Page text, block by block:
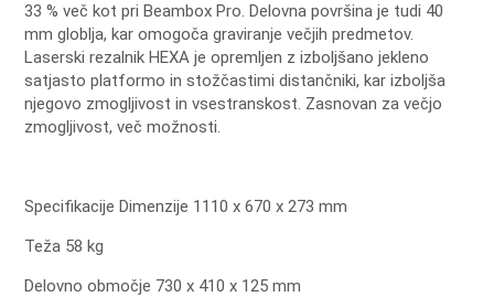
33 % več kot pri Beambox Pro. Delovna površina je tudi 40
mm globlja, kar omogoča graviranje večjih predmetov.
Laserski rezalnik HEXA je opremljen z izboljšano jekleno
satjasto platformo in stožčastimi distančniki, kar izboljša
njegovo zmogljivost in vsestranskost. Zasnovan za večjo
zmogljivost, več možnosti.
Specifikacije Dimenzije 1110 x 670 x 273 mm
Teža 58 kg
Delovno območje 730 x 410 x 125 mm